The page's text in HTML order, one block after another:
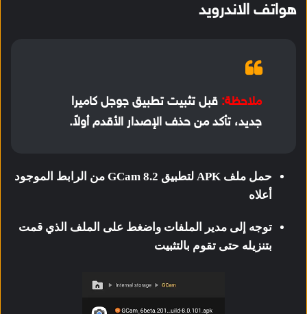
هواتف الاندرويد
ملاحظة: قبل تثبيت تطبيق جوجل كاميرا
جديد، تأكد من حذف الإصدار الأقدم أولاً.
حمل ملف APK لتطبيق GCam 8.2 من الرابط الموجود
أعلاه
توجه إلى مدير الملفات واضغط على الملف الذي قمت
بتنزيله حتى تقوم بالتثبيت